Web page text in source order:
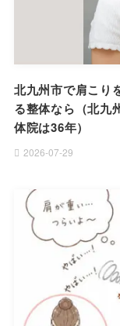
北九州市で肩こり
る整体なら（北九
体院は36年）
2026-07-29